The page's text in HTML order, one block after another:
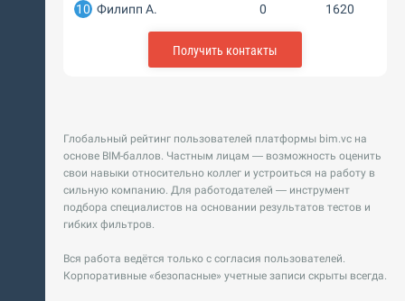
Глобальный рейтинг пользователей платформы bim.vc на
основе BIM-баллов. Частным лицам — возможность оценить
свои навыки относительно коллег и устроиться на работу в
сильную компанию. Для работодателей — инструмент
подбора специалистов на основании результатов тестов и
гибких фильтров.
Вся работа ведётся только с согласия пользователей.
Корпоративные «безопасные» учетные записи скрыты всегда.
10 Филипп А. 0 1620
Получить контакты